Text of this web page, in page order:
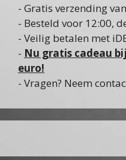
- Gratis verzending
- Besteld voor 12:00,
- Veilig betalen met
- Nu gratis cadeau
euro!
- Vragen? Neem